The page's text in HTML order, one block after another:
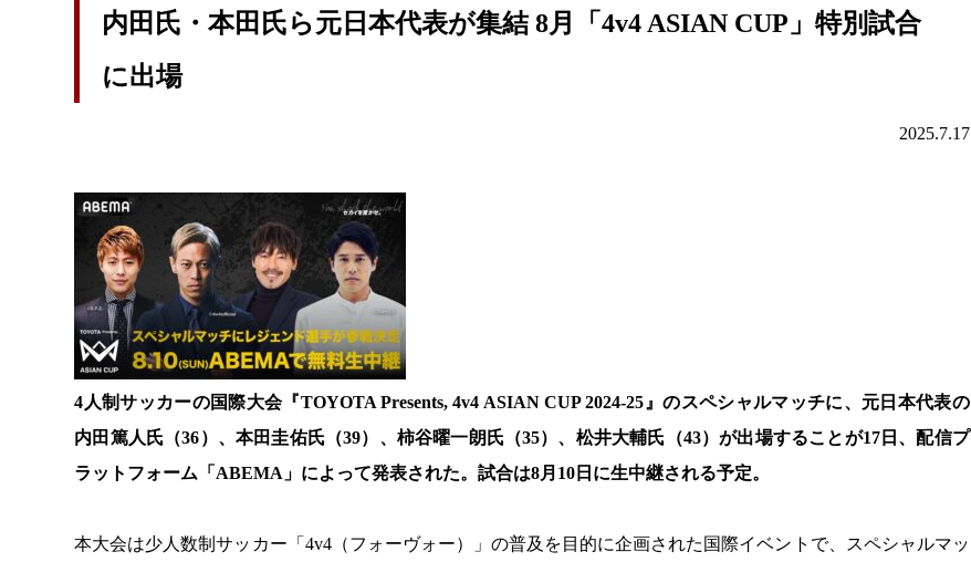
内田氏・本田氏ら元日本代表が集結 8月「4v4 ASIAN CUP」特別試合
に出場
2025.7.17
4人制サッカーの国際大会『TOYOTA Presents, 4v4 ASIAN CUP 2024-25』のスペシャルマッチに、元日本代表の
内田篤人氏（36）、本田圭佑氏（39）、柿谷曜一朗氏（35）、松井大輔氏（43）が出場することが17日、配信プ
ラットフォーム「ABEMA」によって発表された。試合は8月10日に生中継される予定。
本大会は少人数制サッカー「4v4（フォーヴォー）」の普及を目的に企画された国際イベントで、スペシャルマッ